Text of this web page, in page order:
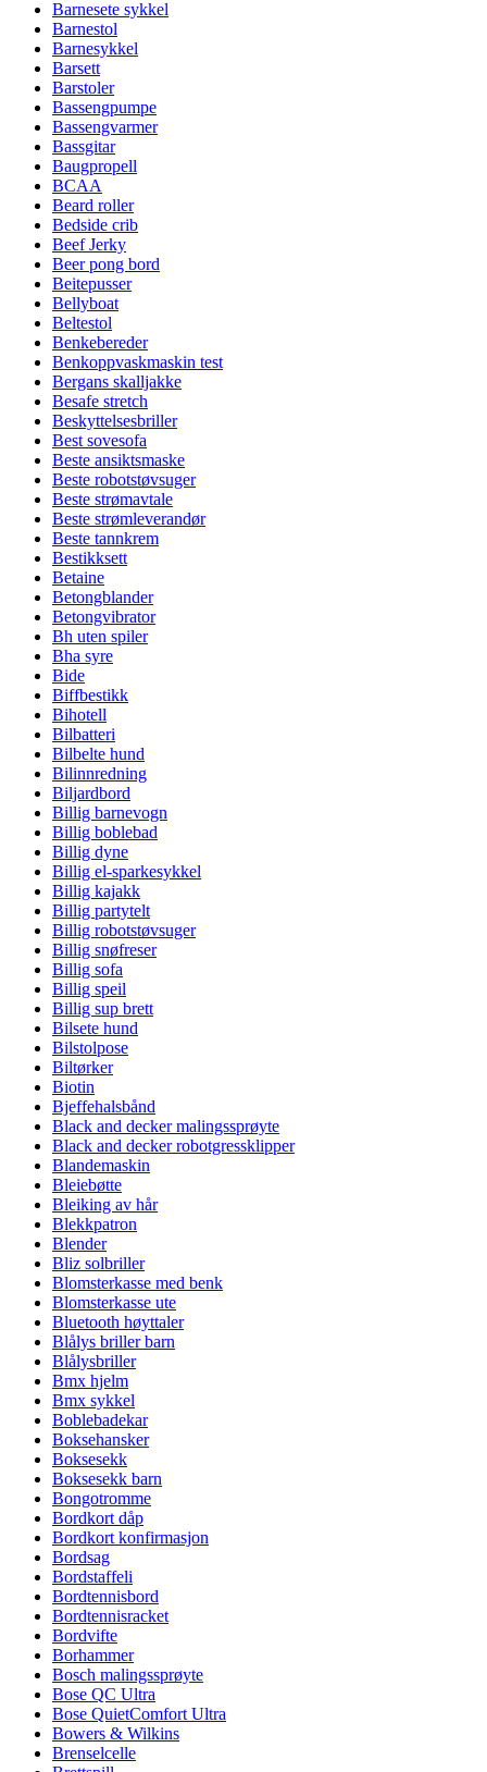
Barnesete sykkel
Barnestol
Barnesykkel
Barsett
Barstoler
Bassengpumpe
Bassengvarmer
Bassgitar
Baugpropell
BCAA
Beard roller
Bedside crib
Beef Jerky
Beer pong bord
Beitepusser
Bellyboat
Beltestol
Benkebereder
Benkoppvaskmaskin test
Bergans skalljakke
Besafe stretch
Beskyttelsesbriller
Best sovesofa
Beste ansiktsmaske
Beste robotstøvsuger
Beste strømavtale
Beste strømleverandør
Beste tannkrem
Bestikksett
Betaine
Betongblander
Betongvibrator
Bh uten spiler
Bha syre
Bide
Biffbestikk
Bihotell
Bilbatteri
Bilbelte hund
Bilinnredning
Biljardbord
Billig barnevogn
Billig boblebad
Billig dyne
Billig el-sparkesykkel
Billig kajakk
Billig partytelt
Billig robotstøvsuger
Billig snøfreser
Billig sofa
Billig speil
Billig sup brett
Bilsete hund
Bilstolpose
Biltørker
Biotin
Bjeffehalsbånd
Black and decker malingssprøyte
Black and decker robotgressklipper
Blandemaskin
Bleiebøtte
Bleiking av hår
Blekkpatron
Blender
Bliz solbriller
Blomsterkasse med benk
Blomsterkasse ute
Bluetooth høyttaler
Blålys briller barn
Blålysbriller
Bmx hjelm
Bmx sykkel
Boblebadekar
Boksehansker
Boksesekk
Boksesekk barn
Bongotromme
Bordkort dåp
Bordkort konfirmasjon
Bordsag
Bordstaffeli
Bordtennisbord
Bordtennisracket
Bordvifte
Borhammer
Bosch malingssprøyte
Bose QC Ultra
Bose QuietComfort Ultra
Bowers & Wilkins
Brenselcelle